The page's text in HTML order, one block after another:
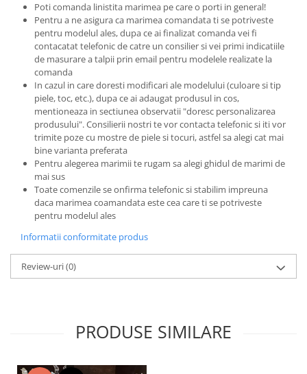
Poti comanda linistita marimea pe care o porti in general!
Pentru a ne asigura ca marimea comandata ti se potriveste
pentru modelul ales, dupa ce ai finalizat comanda vei fi
contacatat telefonic de catre un consilier si vei primi indicatiile
de masurare a talpii prin email pentru modelele realizate la
comanda
In cazul in care doresti modificari ale modelului (culoare si tip
piele, toc, etc.), dupa ce ai adaugat produsul in cos,
mentioneaza in sectiunea observatii "doresc personalizarea
produsului". Consilierii nostri te vor contacta telefonic si iti vor
trimite poze cu mostre de piele si tocuri, astfel sa alegi cat mai
bine varianta preferata
Pentru alegerea marimii te rugam sa alegi ghidul de marimi de
mai sus
Toate comenzile se onfirma telefonic si stabilim impreuna
daca marimea coamandata este cea care ti se potriveste
pentru modelul ales
Informatii conformitate produs
Review-uri(0)
PRODUSE SIMILARE